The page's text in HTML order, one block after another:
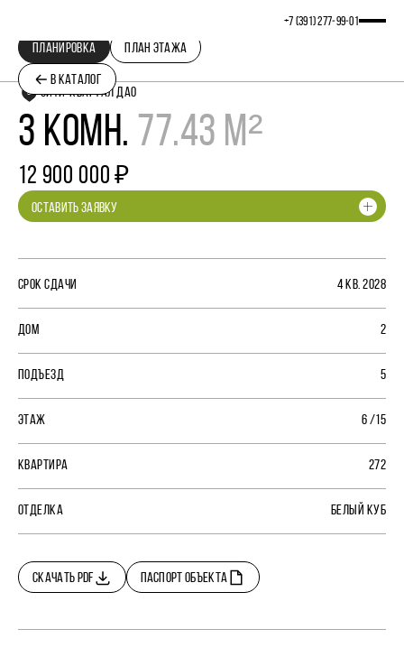
+7 (391) 277‒99‒01
В КАТАЛОГ
ПЛАНИРОВКА ПЛАН ЭТАЖА
СИТИ-КВАРТАЛ ДАО
3 КОМН. 77.43 М²
12 900 000 ₽
ОСТАВИТЬ ЗАЯВКУ
СРОК СДАЧИ 4 КВ. 2028
ДОМ 2
ПОДЪЕЗД 5
ЭТАЖ 6 /15
КВАРТИРА 272
ОТДЕЛКА БЕЛЫЙ КУБ
СКАЧАТЬ PDF ПАСПОРТ ОБЪЕКТА